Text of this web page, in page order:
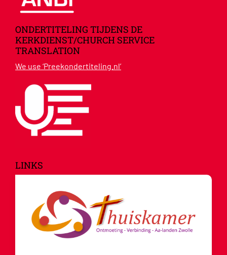
ONDERTITELING TIJDENS DE
KERKDIENST/CHURCH SERVICE
TRANSLATION
We use ‘Preekondertiteling.nl’
LINKS